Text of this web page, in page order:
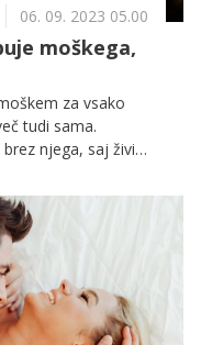
06. 09. 2023 05.00
moškega,
za vsako
tudi sama.
njega, saj živi
ki ga bo lahko
spreminjala, ker si
– pravega zase.